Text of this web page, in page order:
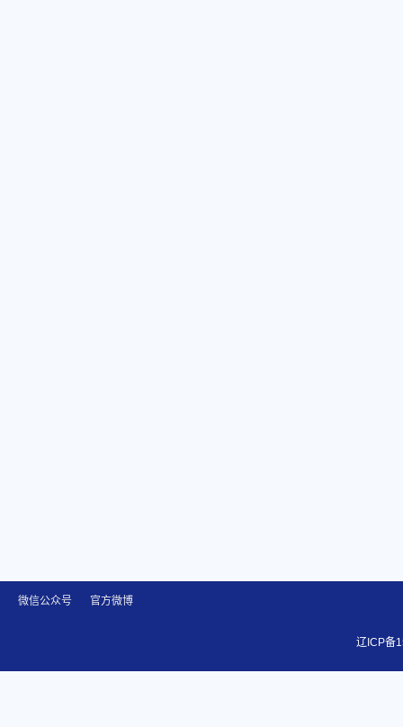
微信公众号 官方微博
辽ICP备